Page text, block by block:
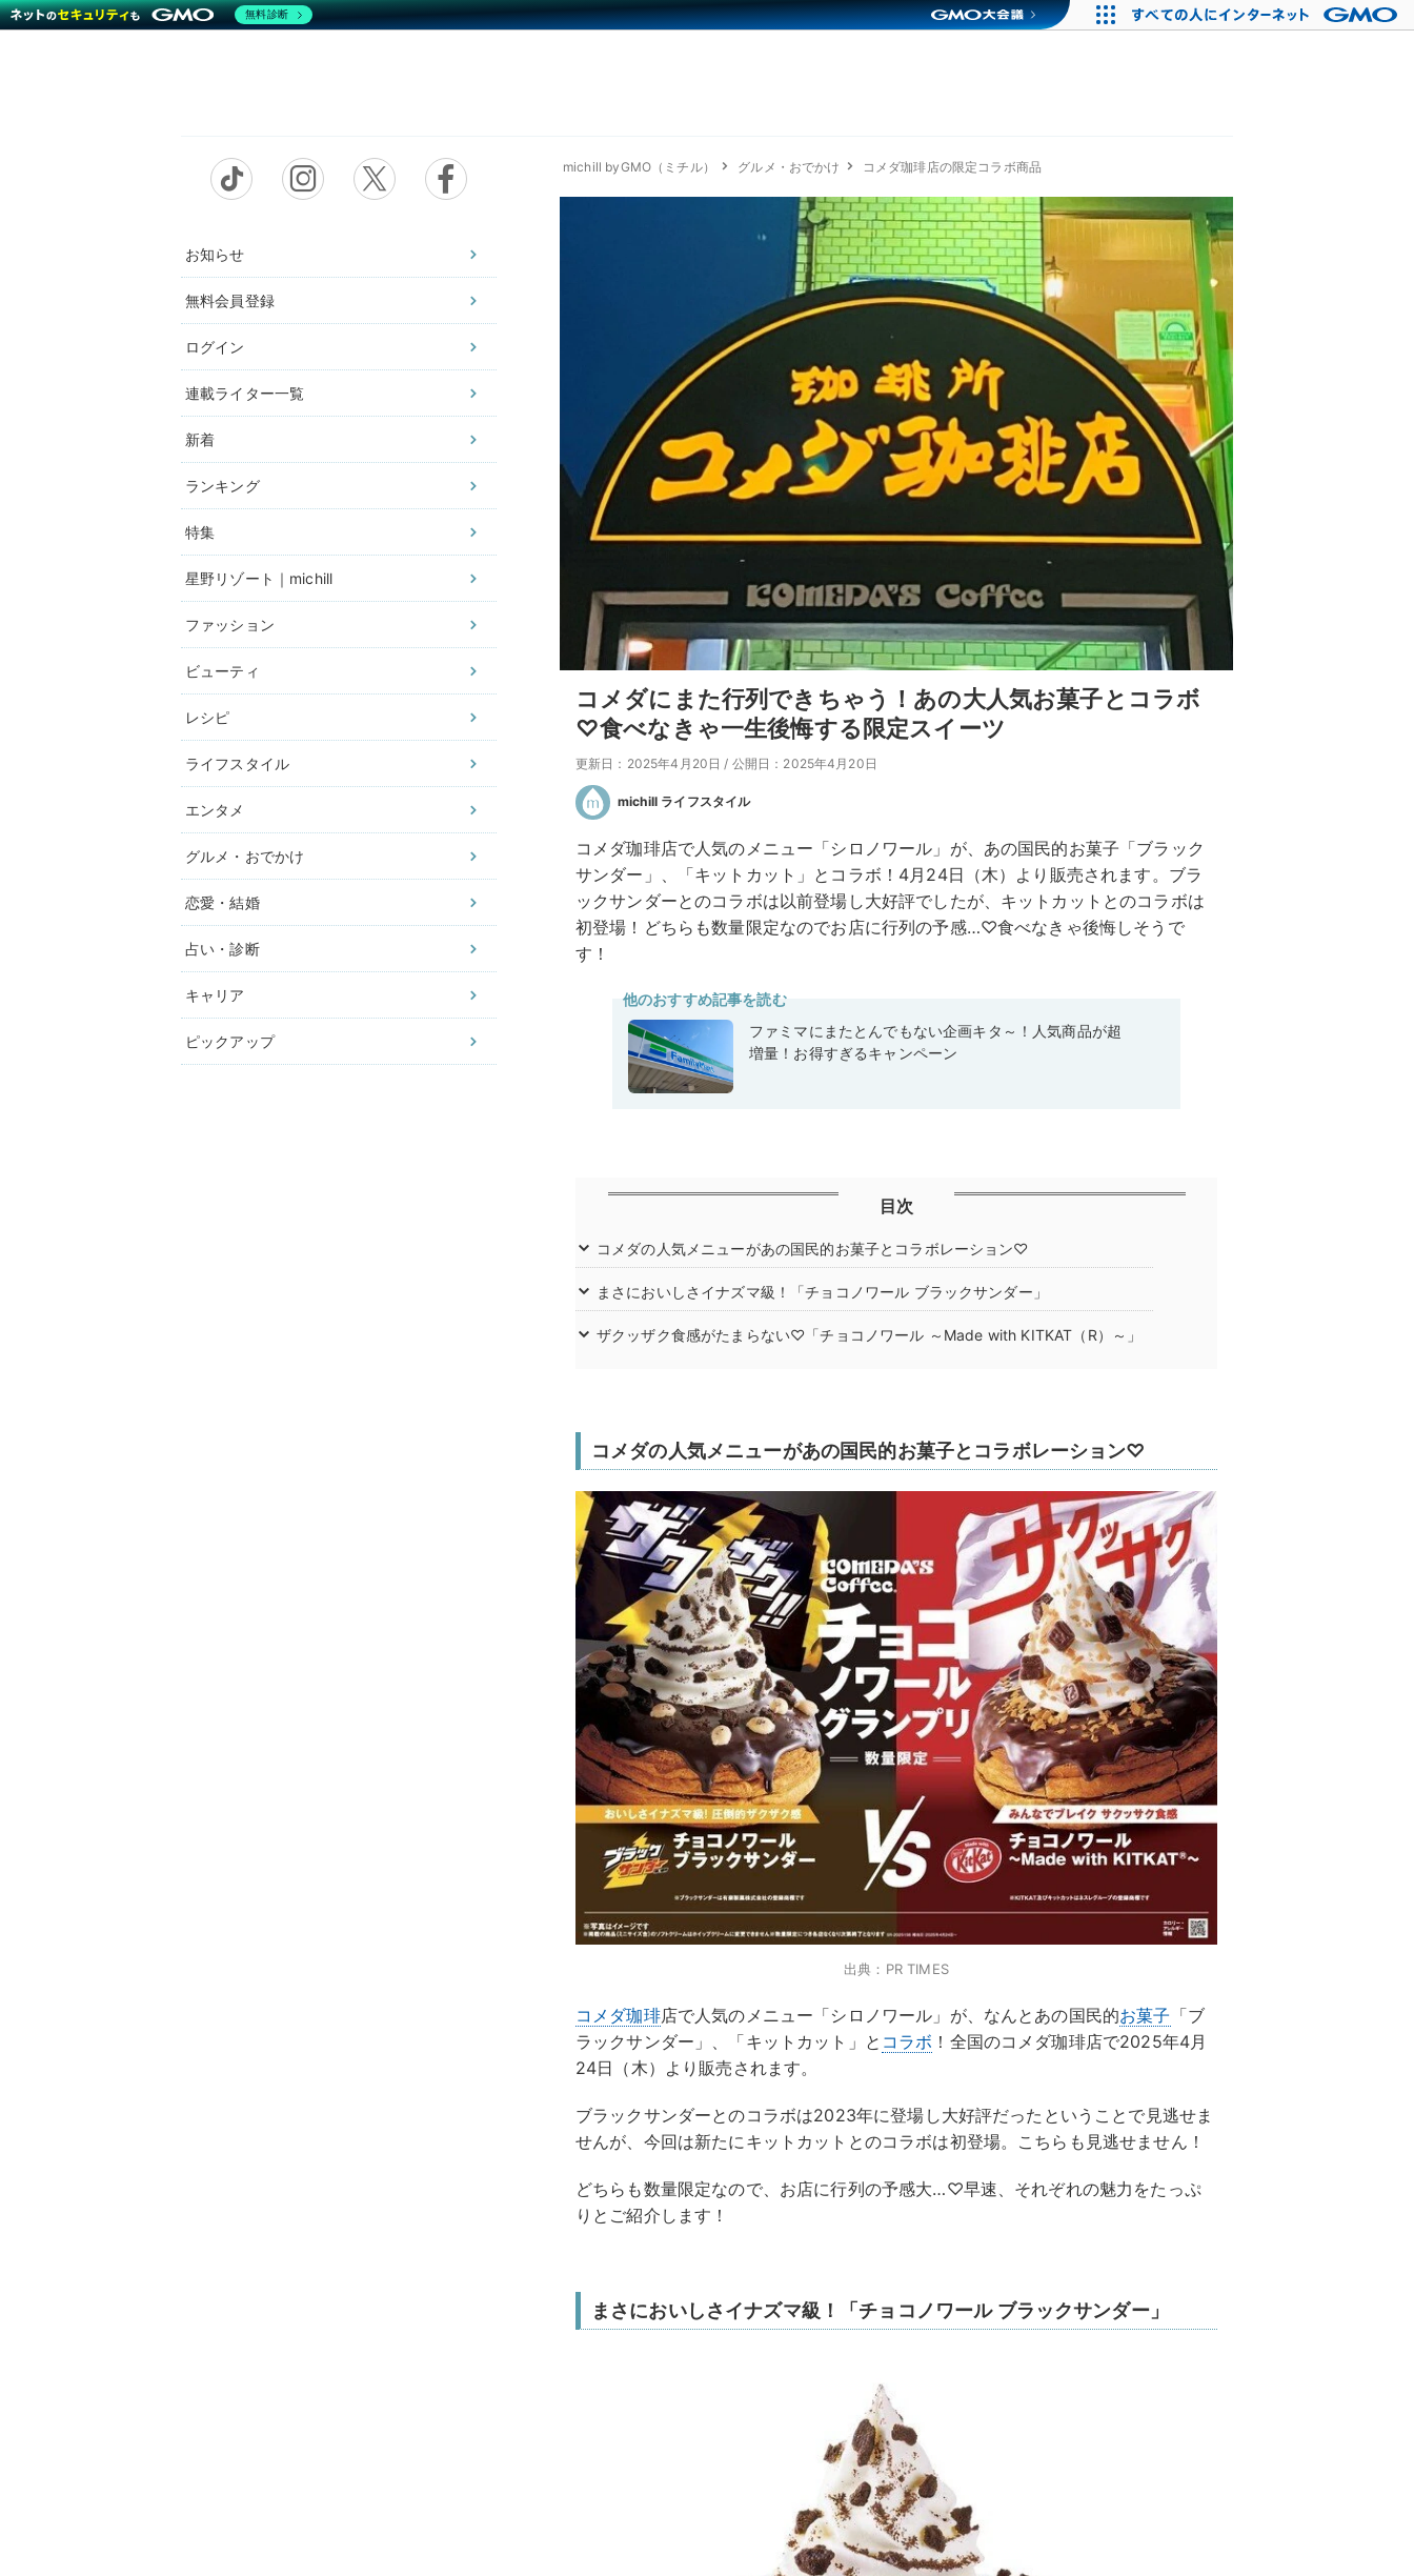
お知らせ
無料会員登録
ログイン
連載ライター一覧
新着
ランキング
特集
星野リゾート｜michill
ファッション
ビューティ
レシピ
ライフスタイル
エンタメ
グルメ・おでかけ
恋愛・結婚
占い・診断
キャリア
ピックアップ
michill byGMO（ミチル） グルメ・おでかけ コメダ珈琲店の限定コラボ商品
コメダにまた行列できちゃう！あの大人気お菓子とコラボ
♡食べなきゃ一生後悔する限定スイーツ
更新日：2025年4月20日 / 公開日：2025年4月20日
michill ライフスタイル
コメダ珈琲店で人気のメニュー「シロノワール」が、あの国民的お菓子「ブラック
サンダー」、「キットカット」とコラボ！4月24日（木）より販売されます。ブラ
ックサンダーとのコラボは以前登場し大好評でしたが、キットカットとのコラボは
初登場！どちらも数量限定なのでお店に行列の予感…♡食べなきゃ後悔しそうで
す！
他のおすすめ記事を読む
ファミマにまたとんでもない企画キタ～！人気商品が超
増量！お得すぎるキャンペーン
目次
コメダの人気メニューがあの国民的お菓子とコラボレーション♡
まさにおいしさイナズマ級！「チョコノワール ブラックサンダー」
ザクッザク食感がたまらない♡「チョコノワール ～Made with KITKAT（R）～」
コメダの人気メニューがあの国民的お菓子とコラボレーション♡
出典：PR TIMES
コメダ珈琲店で人気のメニュー「シロノワール」が、なんとあの国民的お菓子 「ブ
ラックサンダー」、「キットカット」と コラボ ！全国のコメダ珈琲店で2025年4月
24日（木）より販売されます。
ブラックサンダーとのコラボは2023年に登場し大好評だったということで見逃せま
せんが、今回は新たにキットカットとのコラボは初登場。こちらも見逃せません！
どちらも数量限定なので、お店に行列の予感大…♡早速、それぞれの魅力をたっぷ
りとご紹介します！
まさにおいしさイナズマ級！「チョコノワール ブラックサンダー」
無料診断